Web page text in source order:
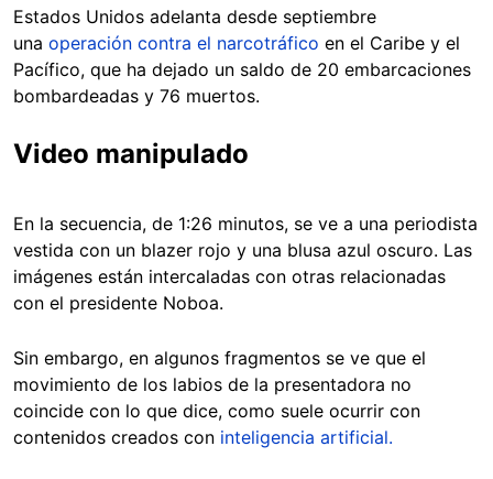
Estados Unidos adelanta desde septiembre
una operación contra el narcotráfico en el Caribe y el
Pacífico, que ha dejado un saldo de 20 embarcaciones
bombardeadas y 76 muertos.
Video manipulado
En la secuencia, de 1:26 minutos, se ve a una periodista
vestida con un blazer rojo y una blusa azul oscuro. Las
imágenes están intercaladas con otras relacionadas
con el presidente Noboa.
Sin embargo, en algunos fragmentos se ve que el
movimiento de los labios de la presentadora no
coincide con lo que dice, como suele ocurrir con
contenidos creados con inteligencia artificial.